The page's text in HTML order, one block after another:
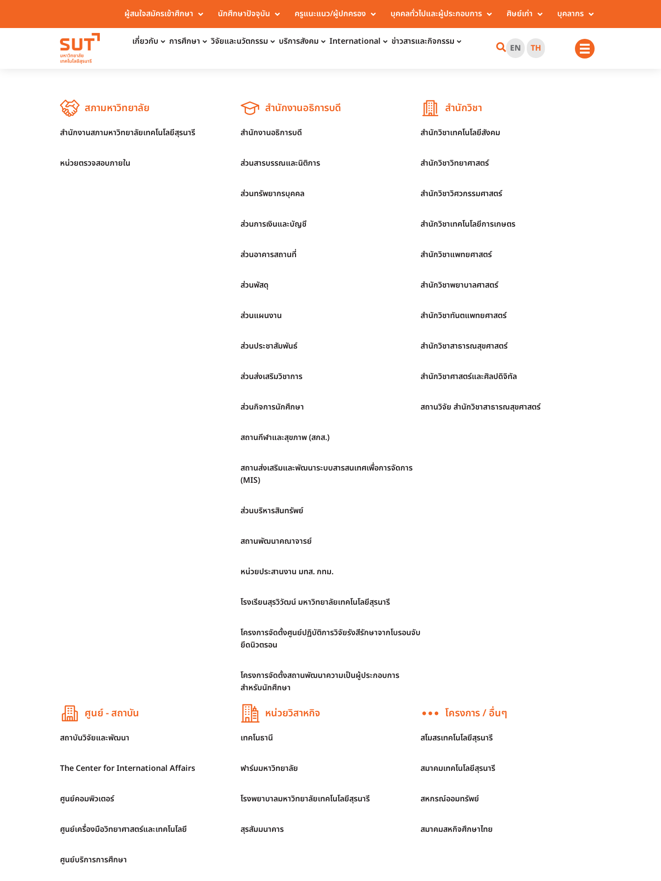
ผู้สนใจสมัครเข้าศึกษา นักศึกษาปัจจุบัน ครูแนะแนว/ผู้ปกครอง บุคคลทั่วไปและผู้ประกอบการ ศิษย์เก่า บุคลากร
เกี่ยวกับ การศึกษา วิจัยและนวัตกรรม บริการสังคม International ข่าวสารและกิจกรรม
EN TH
สภามหาวิทยาลัย
สำนักงานสภามหาวิทยาลัยเทคโนโลยีสุรนารี
หน่วยตรวจสอบภายใน
สำนักงานอธิการบดี
สำนักงานอธิการบดี
ส่วนสารบรรณและนิติการ
ส่วนทรัพยากรบุคคล
ส่วนการเงินและบัญชี
ส่วนอาคารสถานที่
ส่วนพัสดุ
ส่วนแผนงาน
ส่วนประชาสัมพันธ์
ส่วนส่งเสริมวิชาการ
ส่วนกิจการนักศึกษา
สถานกีฬาและสุขภาพ (สกส.)
สถานส่งเสริมและพัฒนาระบบสารสนเทศเพื่อการจัดการ
(MIS)
ส่วนบริหารสินทรัพย์
สถานพัฒนาคณาจารย์
หน่วยประสานงาน มทส. กทม.
โรงเรียนสุรวิวัฒน์ มหาวิทยาลัยเทคโนโลยีสุรนารี
โครงการจัดตั้งศูนย์ปฏิบัติการวิจัยรังสีรักษาจากโบรอนจับ
ยึดนิวตรอน
โครงการจัดตั้งสถานพัฒนาความเป็นผู้ประกอบการ
สำหรับนักศึกษา
สำนักวิชา
สำนักวิชาเทคโนโลยีสังคม
สำนักวิชาวิทยาศาสตร์
สำนักวิชาวิศวกรรมศาสตร์
สำนักวิชาเทคโนโลยีการเกษตร
สำนักวิชาแพทยศาสตร์
สำนักวิชาพยาบาลศาสตร์
สำนักวิชาทันตแพทยศาสตร์
สำนักวิชาสาธารณสุขศาสตร์
สำนักวิชาศาสตร์และศิลปดิจิทัล
สถานวิจัย สำนักวิชาสาธารณสุขศาสตร์
ศูนย์ - สถาบัน
สถาบันวิจัยและพัฒนา
The Center for International Affairs
ศูนย์คอมพิวเตอร์
ศูนย์เครื่องมือวิทยาศาสตร์และเทคโนโลยี
ศูนย์บริการการศึกษา
หน่วยวิสาหกิจ
เทคโนธานี
ฟาร์มมหาวิทยาลัย
โรงพยาบาลมหาวิทยาลัยเทคโนโลยีสุรนารี
สุรสัมมนาคาร
โครงการ / อื่นๆ
สโมสรเทคโนโลยีสุรนารี
สมาคมเทคโนโลยีสุรนารี
สหกรณ์ออมทรัพย์
สมาคมสหกิจศึกษาไทย